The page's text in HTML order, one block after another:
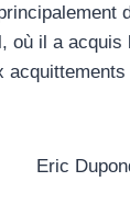
où il a acquis